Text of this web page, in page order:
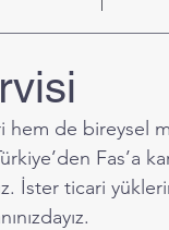
hem de bireysel
Fas’a
İster ticari